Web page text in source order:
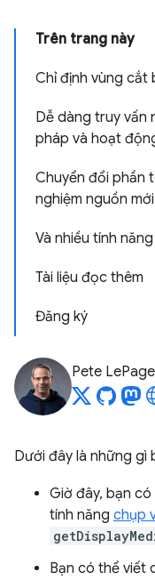
Trên trang này
Chỉ định vùng cắt
Dễ dàng truy vấn
pháp và hoạt
Chuyển đổi phần
nghiệm nguồn mới
Và nhiều tính
Tài liệu đọc thêm
Đăng ký
Pete LePage
Dưới đây là những gì
Giờ đây, bạn
tính năng chụp
Bạn có thể viết